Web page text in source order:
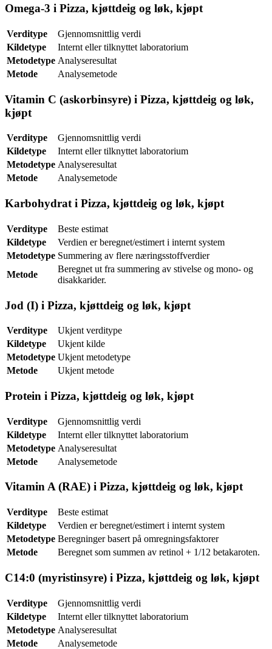
Omega-3 i Pizza, kjøttdeig og løk, kjøpt
Verditype
Gjennomsnittlig verdi
Kildetype
Internt eller tilknyttet laboratorium
Metodetype Analyseresultat
Metode
Analysemetode
Vitamin C (askorbinsyre) i Pizza, kjøttdeig og løk,
kjøpt
Verditype
Gjennomsnittlig verdi
Kildetype
Internt eller tilknyttet laboratorium
Metodetype Analyseresultat
Metode
Analysemetode
Karbohydrat i Pizza, kjøttdeig og løk, kjøpt
Verditype
Beste estimat
Kildetype
Verdien er beregnet/estimert i internt system
Metodetype Summering av flere næringsstoffverdier
Metode
Beregnet ut fra summering av stivelse og mono- og
disakkarider.
Jod (I) i Pizza, kjøttdeig og løk, kjøpt
Verditype
Ukjent verditype
Kildetype
Ukjent kilde
Metodetype Ukjent metodetype
Metode
Ukjent metode
Protein i Pizza, kjøttdeig og løk, kjøpt
Verditype
Gjennomsnittlig verdi
Kildetype
Internt eller tilknyttet laboratorium
Metodetype Analyseresultat
Metode
Analysemetode
Vitamin A (RAE) i Pizza, kjøttdeig og løk, kjøpt
Verditype
Beste estimat
Kildetype
Verdien er beregnet/estimert i internt system
Metodetype Beregninger basert på omregningsfaktorer
Metode
Beregnet som summen av retinol + 1/12 betakaroten.
C14:0 (myristinsyre) i Pizza, kjøttdeig og løk, kjøpt
Verditype
Gjennomsnittlig verdi
Kildetype
Internt eller tilknyttet laboratorium
Metodetype Analyseresultat
Metode
Analysemetode